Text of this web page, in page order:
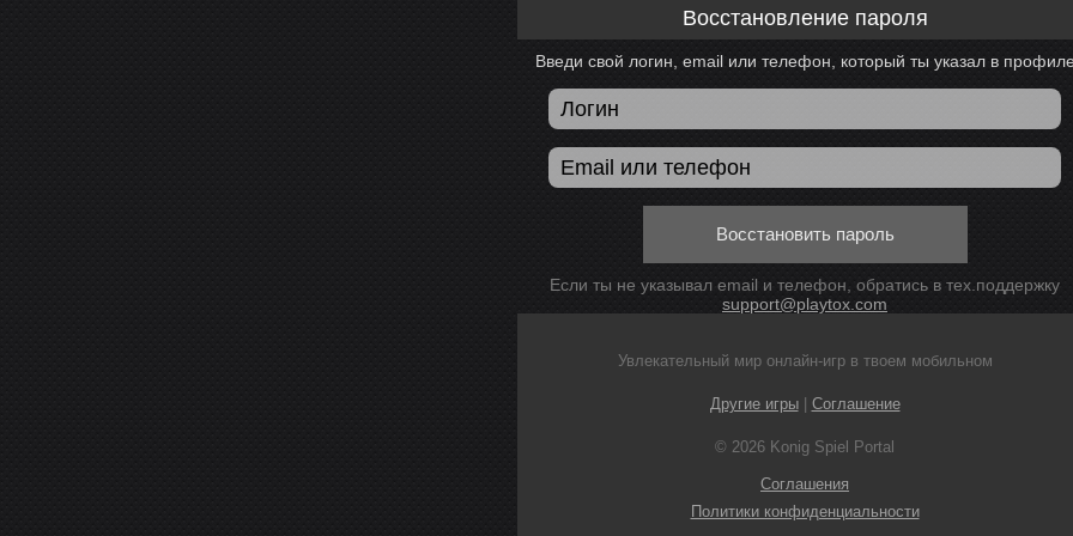
Восстановление пароля
Введи свой логин, email или телефон, который ты указал в
Восстановить пароль
Если ты не указывал email и телефон, обратись в тех.поддержку
support@playtox.com
Увлекательный мир онлайн-игр в твоем мобильном
Другие игры| Соглашение
© 2026 Konig Spiel Portal
Соглашения
Политики конфиденциальности